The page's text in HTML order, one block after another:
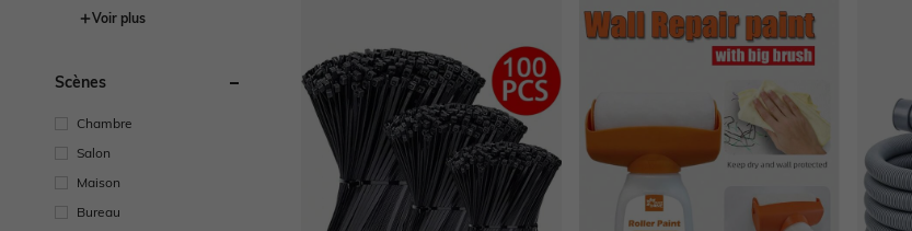
Voir plus
Scènes
Chambre
Salon
Maison
Bureau